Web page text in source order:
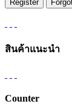
สินค้าแนะนำ
Counter